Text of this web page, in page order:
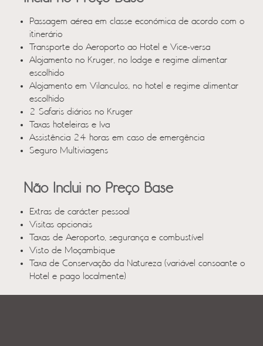
Passagem aérea em classe económica de acordo com o
itinerário
Transporte do Aeroporto ao Hotel e Vice-versa
Alojamento no Kruger, no lodge e regime alimentar
escolhido
Alojamento em Vilanculos, no hotel e regime alimentar
escolhido
2 Safaris diários no Kruger
Taxas hoteleiras e Iva
Assistência 24 horas em caso de emergência
Seguro Multiviagens
Não Inclui no Preço Base
Extras de carácter pessoal
Visitas opcionais
Taxas de Aeroporto, segurança e combustível
Visto de Moçambique
Taxa de Conservação da Natureza (variável consoante o
Hotel e pago localmente)